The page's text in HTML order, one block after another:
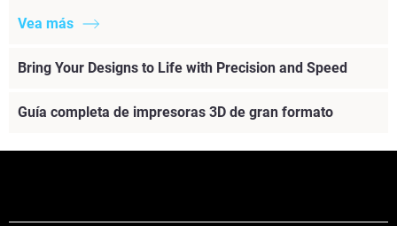
Vea más
Bring Your Designs to Life with Precision and Speed
Guía completa de impresoras 3D de gran formato